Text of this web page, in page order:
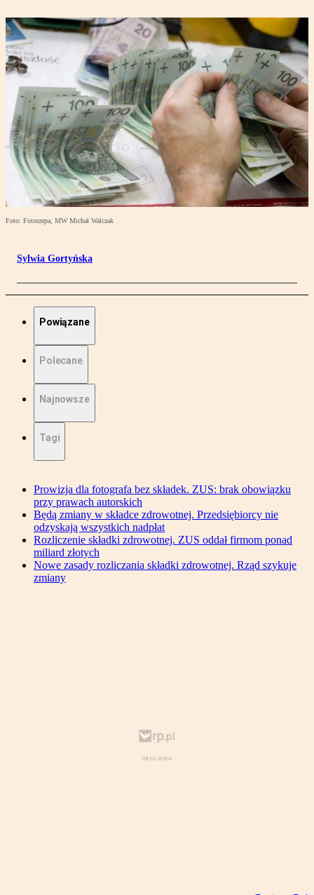
Foto: Fotorzepa, MW Michał Walczak
Sylwia Gortyńska
Powiązane
Polecane
Najnowsze
Tagi
Prowizja dla fotografa bez składek. ZUS: brak obowiązku
przy prawach autorskich
Będą zmiany w składce zdrowotnej. Przedsiębiorcy nie
odzyskają wszystkich nadpłat
Rozliczenie składki zdrowotnej. ZUS oddał firmom ponad
miliard złotych
Nowe zasady rozliczania składki zdrowotnej. Rząd szykuje
zmiany